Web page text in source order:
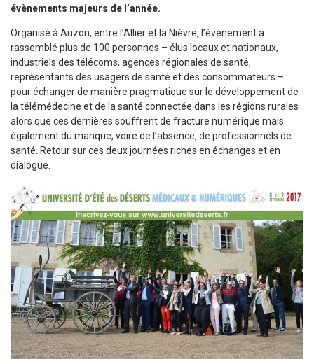
évènements majeurs de l’année.
Organisé à Auzon, entre l’Allier et la Nièvre, l’événement a
rassemblé plus de 100 personnes – élus locaux et nationaux,
industriels des télécoms, agences régionales de santé,
représentants des usagers de santé et des consommateurs –
pour échanger de manière pragmatique sur le développement de
la télémédecine et de la santé connectée dans les régions rurales
alors que ces dernières souffrent de fracture numérique mais
également du manque, voire de l’absence, de professionnels de
santé. Retour sur ces deux journées riches en échanges et en
dialogue.